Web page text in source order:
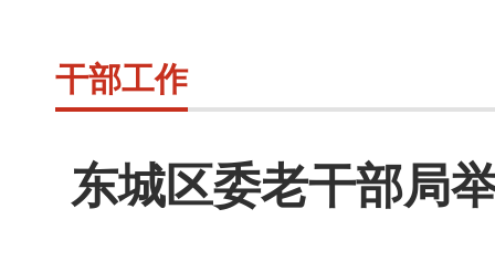
干部工作
东城区委老干部局